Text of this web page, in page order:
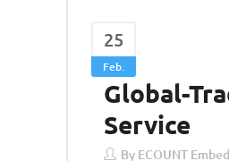
25
Feb.
Global-
Service
By ECOUNT